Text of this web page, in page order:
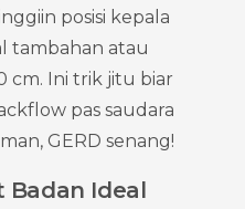
posisi kepala
tambahan atau
cm. Ini trik jitu biar
pas saudara
GERD senang!
Badan Ideal